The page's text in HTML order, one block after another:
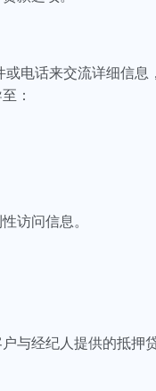
电话来交流详细信息
：
访问信息。
与经纪人提供的抵押